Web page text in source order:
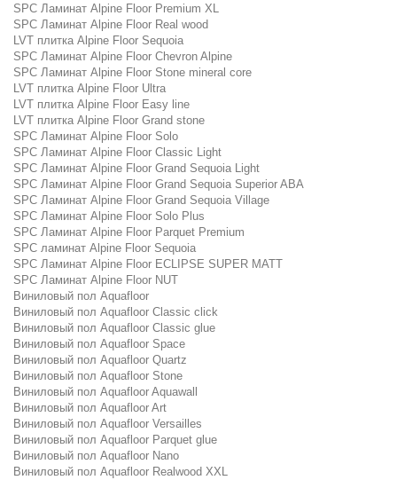
SPC Ламинат Alpine Floor Premium XL
SPC Ламинат Alpine Floor Real wood
LVT плитка Alpine Floor Sequoia
SPC Ламинат Alpine Floor Chevron Alpine
SPC Ламинат Alpine Floor Stone mineral core
LVT плитка Alpine Floor Ultra
LVT плитка Alpine Floor Easy line
LVT плитка Alpine Floor Grand stone
SPC Ламинат Alpine Floor Solo
SPC Ламинат Alpine Floor Classic Light
SPC Ламинат Alpine Floor Grand Sequoia Light
SPC Ламинат Alpine Floor Grand Sequoia Superior ABA
SPC Ламинат Alpine Floor Grand Sequoia Village
SPC Ламинат Alpine Floor Solo Plus
SPC Ламинат Alpine Floor Parquet Premium
SPC ламинат Alpine Floor Sequoia
SPC Ламинат Alpine Floor ECLIPSE SUPER MATT
SPC Ламинат Alpine Floor NUT
Виниловый пол Aquafloor
Виниловый пол Aquafloor Classic click
Виниловый пол Aquafloor Classic glue
Виниловый пол Aquafloor Space
Виниловый пол Aquafloor Quartz
Виниловый пол Aquafloor Stone
Виниловый пол Aquafloor Aquawall
Виниловый пол Aquafloor Art
Виниловый пол Aquafloor Versailles
Виниловый пол Aquafloor Parquet glue
Виниловый пол Aquafloor Nano
Виниловый пол Aquafloor Realwood XXL